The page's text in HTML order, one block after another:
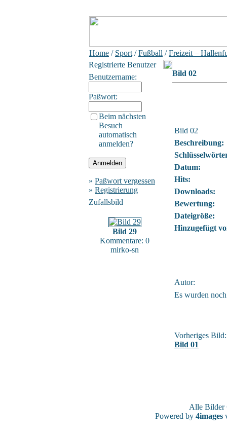
Home / Sport /Fußball /Freizeit –
Registrierte Benutzer
Benutzername:
Paßwort:
Beim nächsten
Besuch
automatisch
anmelden?
» Paßwort vergessen
» Registrierung
Zufallsbild
Bild 29
Kommentare: 0
mirko-sn
Bild 02
Bild 02
Beschreibung:
Datum:
Hits:
Downloads:
Bewertung:
Dateigröße:
Hinzugefügt
Autor:
Es wurden
Vorheriges Bild:
Bild 01
Alle
Powered by 4images